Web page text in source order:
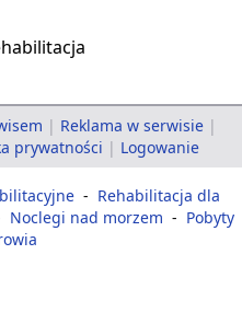
| Reklama w serwisie |
prywatności | Logowanie
- Rehabilitacja dla
Noclegi nad morzem - Pobyty